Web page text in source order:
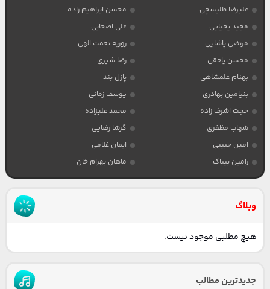
علیرضا طلیسچی
محسن ابراهیم زاده
مجید یحیایی
علی اصحابی
مرتضی پاشایی
روزبه نعمت الهی
محسن یاحقی
رضا شیری
بهنام علمشاهی
پازل بند
بنیامین بهادری
یوسف زمانی
حجت اشرف زاده
محمد علیزاده
شهاب مظفری
گرشا رضایی
امین حبیبی
ایمان غلامی
رامین بیباک
ماهان بهرام خان
وبلاگ
هیچ مطلبی موجود نیست.
جدیدترین مطالب